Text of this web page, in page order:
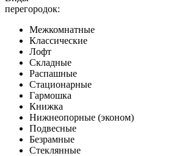
перегородок:
Межкомнатные
Классические
Лофт
Складные
Распашные
Стационарные
Гармошка
Книжка
Нижнеопорные (эконом)
Подвесные
Безрамные
Стеклянные